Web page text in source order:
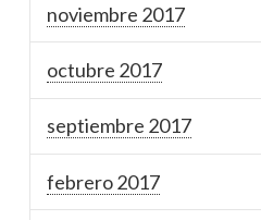
noviembre 2017
octubre 2017
septiembre 2017
febrero 2017